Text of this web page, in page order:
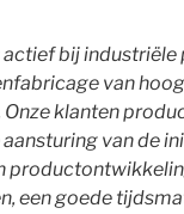
actief bij
van
Onze klanten
van de
een goede